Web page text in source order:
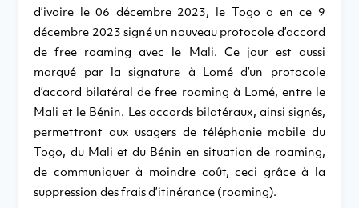
d’ivoire le 06 décembre 2023, le Togo a en ce 9
décembre 2023 signé un nouveau protocole d’accord
de free roaming avec le Mali. Ce jour est aussi
marqué par la signature à Lomé d’un protocole
d’accord bilatéral de free roaming à Lomé, entre le
Mali et le Bénin. Les accords bilatéraux, ainsi signés,
permettront aux usagers de téléphonie mobile du
Togo, du Mali et du Bénin en situation de roaming,
de communiquer à moindre coût, ceci grâce à la
suppression des frais d’itinérance (roaming).